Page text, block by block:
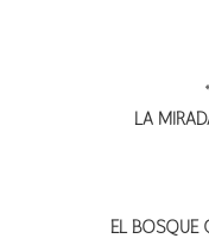
LA
EL BOSQUE